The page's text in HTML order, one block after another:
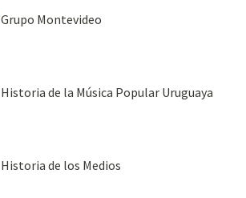
Grupo Montevideo
Historia de la Música Popular Uruguaya
Historia de los Medios